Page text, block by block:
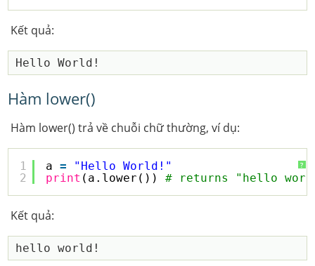
Kết quả:
Hàm lower()
Hàm lower() trả về chuỗi chữ thường, ví dụ:
?
1
2
a =
"Hello World!"
print (a.lower()) # returns "hello
Kết quả: